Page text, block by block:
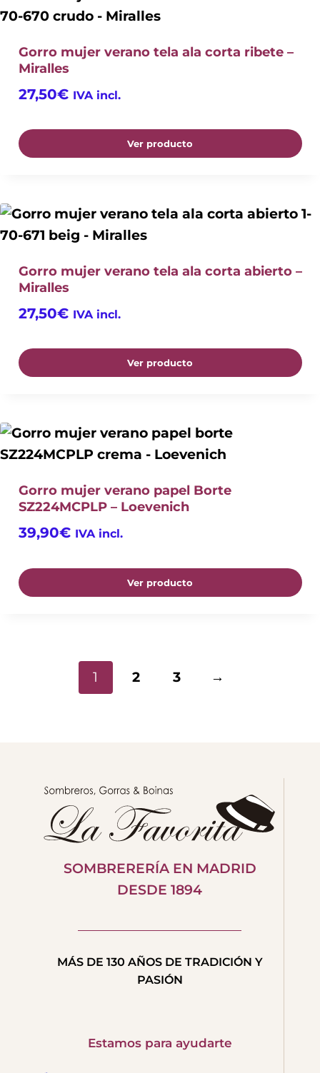
Gorro mujer verano tela ala corta ribete –
Miralles
27,50€ IVA incl.
Ver producto
Gorro mujer verano tela ala corta abierto –
Miralles
27,50€ IVA incl.
Ver producto
Gorro mujer verano papel Borte
SZ224MCPLP – Loevenich
39,90€ IVA incl.
Ver producto
1 2 3 →
SOMBRERERÍA EN MADRID
DESDE 1894
MÁS DE 130 AÑOS DE TRADICIÓN Y
PASIÓN
Estamos para ayudarte